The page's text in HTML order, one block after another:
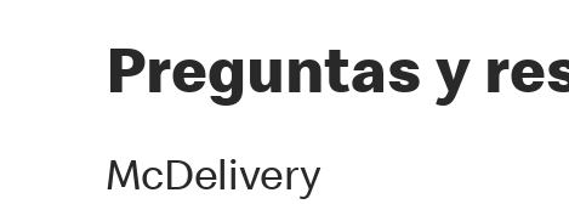
Preguntas y
McDelivery